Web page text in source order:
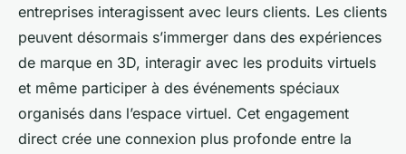
entreprises interagissent avec leurs clients. Les clients
peuvent désormais s’immerger dans des expériences
de marque en 3D, interagir avec les produits virtuels
et même participer à des événements spéciaux
organisés dans l’espace virtuel. Cet engagement
direct crée une connexion plus profonde entre la